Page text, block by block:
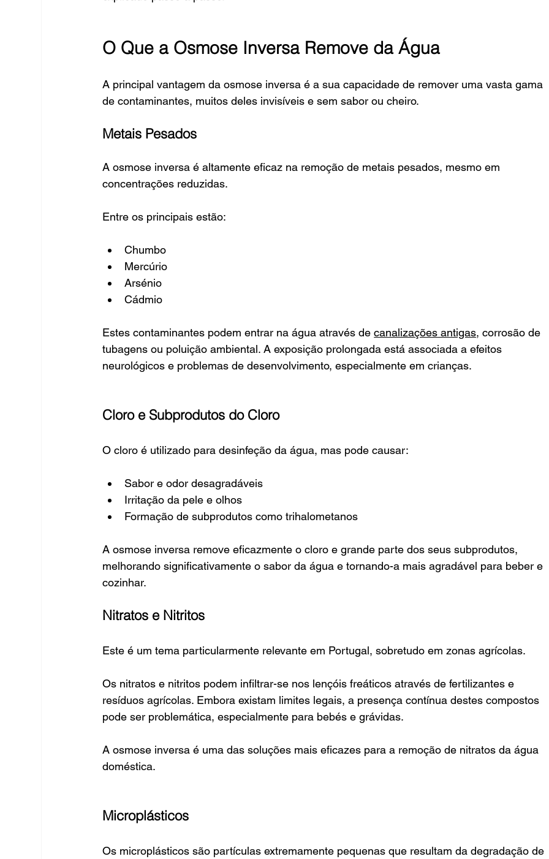
O Que a Osmose Inversa Remove da Água
A principal vantagem da osmose inversa é a sua capacidade de remover uma vasta gama
de contaminantes, muitos deles invisíveis e sem sabor ou cheiro.
Metais Pesados
A osmose inversa é altamente eficaz na remoção de metais pesados, mesmo em
concentrações reduzidas.
Entre os principais estão:
Chumbo
Mercúrio
Arsénio
Cádmio
Estes contaminantes podem entrar na água através de canalizações antigas, corrosão de
tubagens ou poluição ambiental. A exposição prolongada está associada a efeitos
neurológicos e problemas de desenvolvimento, especialmente em crianças.
Cloro e Subprodutos do Cloro
O cloro é utilizado para desinfeção da água, mas pode causar:
Sabor e odor desagradáveis
Irritação da pele e olhos
Formação de subprodutos como trihalometanos
A osmose inversa remove eficazmente o cloro e grande parte dos seus subprodutos,
melhorando significativamente o sabor da água e tornando-a mais agradável para beber e
cozinhar.
Nitratos e Nitritos
Este é um tema particularmente relevante em Portugal, sobretudo em zonas agrícolas.
Os nitratos e nitritos podem infiltrar-se nos lençóis freáticos através de fertilizantes e
resíduos agrícolas. Embora existam limites legais, a presença contínua destes compostos
pode ser problemática, especialmente para bebés e grávidas.
A osmose inversa é uma das soluções mais eficazes para a remoção de nitratos da água
doméstica.
Microplásticos
Os microplásticos são partículas extremamente pequenas que resultam da degradação de